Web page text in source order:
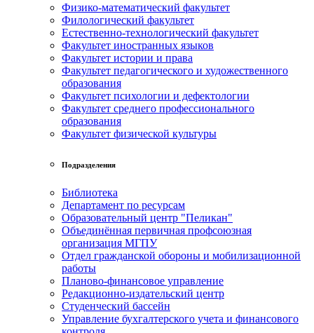
Физико-математический факультет
Филологический факультет
Естественно-технологический факультет
Факультет иностранных языков
Факультет истории и права
Факультет педагогического и художественного
образования
Факультет психологии и дефектологии
Факультет среднего профессионального
образования
Факультет физической культуры
Подразделения
Библиотека
Департамент по ресурсам
Образовательный центр "Пеликан"
Объединённая первичная профсоюзная
организация МГПУ
Отдел гражданской обороны и мобилизационной
работы
Планово-финансовое управление
Редакционно-издательский центр
Студенческий бассейн
Управление бухгалтерского учета и финансового